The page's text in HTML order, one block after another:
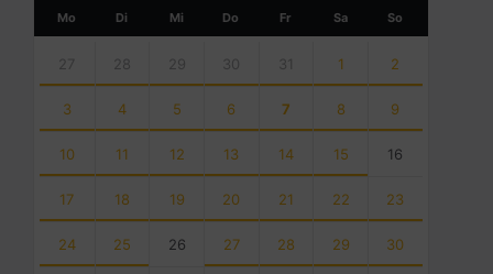
Month
Mo Di Mi Do Fr Sa So
calendar
days
27 28 29 30 31 1 2
3 4 5 6 7 8 9
10 11 12 13 14 15 16
17 18 19 20 21 22 23
24 25 26 27 28 29 30